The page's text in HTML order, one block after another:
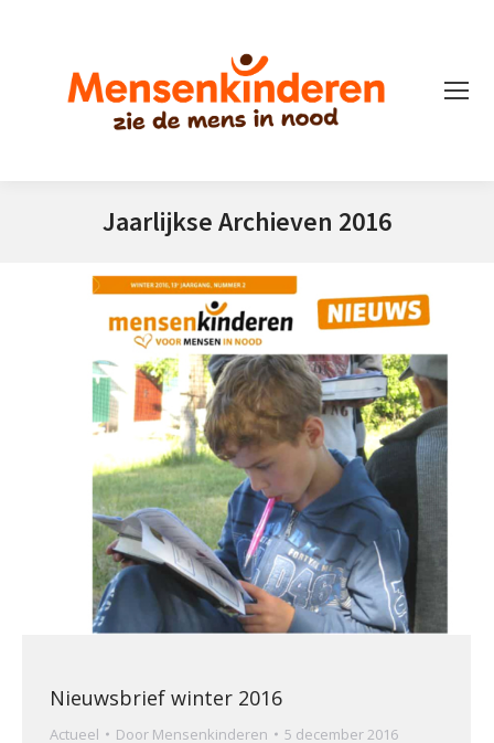
Jaarlijkse Archieven 2016
Nieuwsbrief winter 2016
Actueel Door Mensenkinderen 5 december 2016